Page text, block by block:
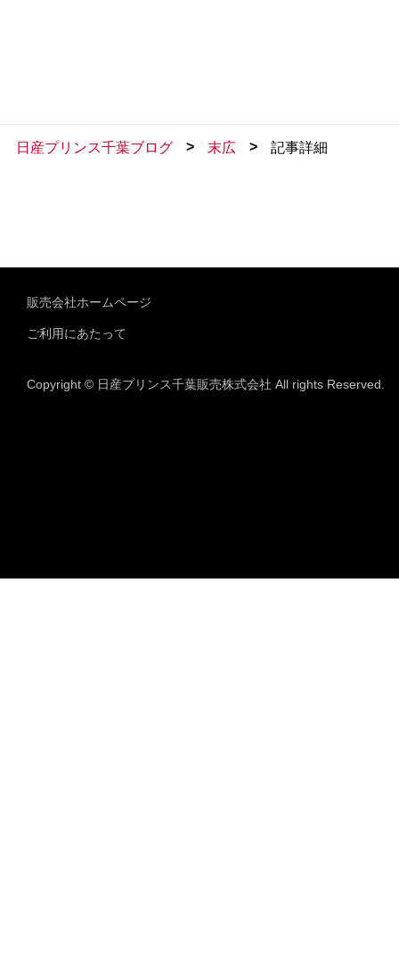
日産プリンス千葉ブログ > 末広 > 記事詳細
販売会社ホームページ
ご利用にあたって
Copyright © 日産プリンス千葉販売株式会社 All rights Reserved.